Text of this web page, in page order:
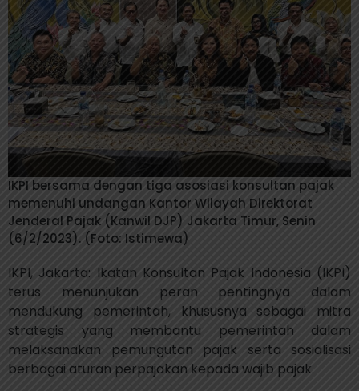
IKPI bersama dengan tiga asosiasi konsultan pajak
memenuhi undangan Kantor Wilayah Direktorat
Jenderal Pajak (Kanwil DJP) Jakarta Timur, Senin
(6/2/2023). (Foto: Istimewa)
IKPI, Jakarta: Ikatan Konsultan Pajak Indonesia (IKPI)
terus menunjukan peran pentingnya dalam
mendukung pemerintah, khususnya sebagai mitra
strategis yang membantu pemerintah dalam
melaksanakan pemungutan pajak serta sosialisasi
berbagai aturan perpajakan kepada wajib pajak.